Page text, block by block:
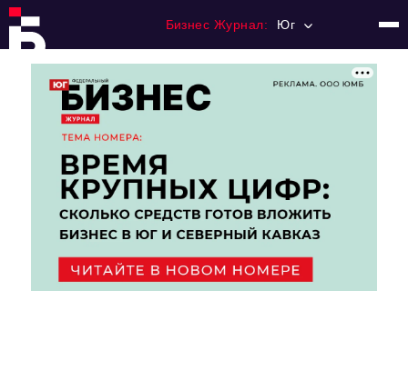
Бизнес Журнал: Юг
Франчайзинг
Номера журнала
Категории:
Финансы